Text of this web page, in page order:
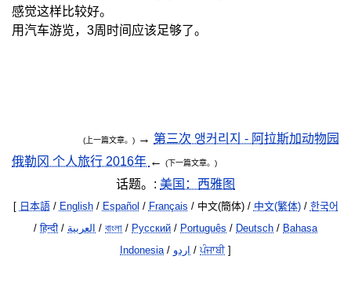
感觉这样比较好。
用汽车游览，3周时间应该足够了。
(上一篇文章。) → 第三次 앵커리지 - 阿拉斯加动物园
俄勒冈 个人旅行 2016年 ← (下一篇文章。)
话题。: 美国：西雅图
[ 日本語/ English/ Español / Français / 中文(簡体) / 中文(繁体)/ 한국어
/हिन्दी / العربية / বাংলা / Русский / Português / Deutsch / Bahasa
Indonesia/ اردو / ਪੰਜਾਬੀ]